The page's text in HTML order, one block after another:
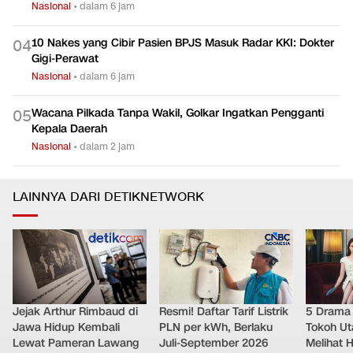
Nasional •dalam 6 jam
0410 Nakes yang Cibir Pasien BPJS Masuk Radar KKI: Dokter
Gigi-Perawat
Nasional •dalam 6 jam
05Wacana Pilkada Tanpa Wakil, Golkar Ingatkan Pengganti
Kepala Daerah
Nasional •dalam 2 jam
LAINNYA DARI DETIKNETWORK
Jejak Arthur Rimbaud di
Jawa Hidup Kembali
Lewat Pameran Lawang
Resmi! Daftar Tarif Listrik
PLN per kWh, Berlaku
Juli-September 2026
5
Tokoh
Melihat